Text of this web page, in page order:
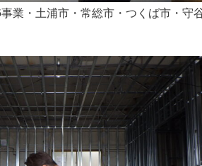
業・土浦市・常総市・つくば市・守